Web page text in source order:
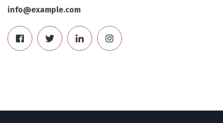
info@example.com